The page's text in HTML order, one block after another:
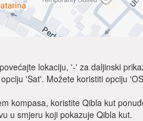
lokaciju, '-' za daljinski
'Sat'. Možete koristiti opciju
kompasa, koristite Qibla kut
u smjeru koji pokazuje Qibla kut.